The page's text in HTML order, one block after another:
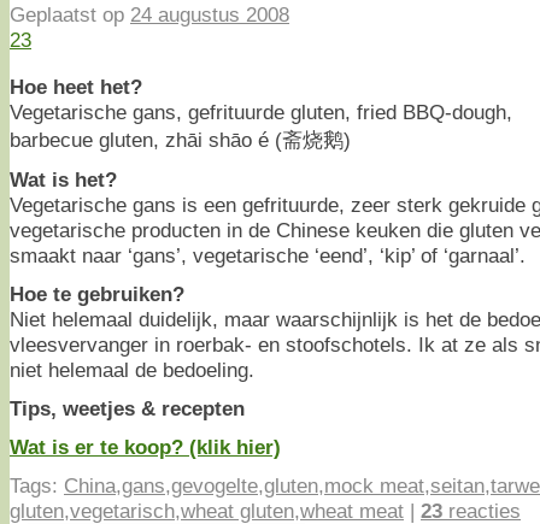
Geplaatst op 24 augustus 2008
23
Hoe heet het?
Vegetarische gans, gefrituurde gluten, fried BBQ-dough,
barbecue gluten, zhāi shāo é (斋烧鹅)
Wat is het?
Vegetarische gans is een gefrituurde, zeer sterk gekruide
vegetarische producten in de Chinese keuken die gluten
smaakt naar ‘gans’, vegetarische ‘eend’, ‘kip’ of ‘garnaal’.
Hoe te gebruiken?
Niet helemaal duidelijk, maar waarschijnlijk is het de
vleesvervanger in roerbak- en stoofschotels. Ik at ze als
niet helemaal de bedoeling.
Tips, weetjes & recepten
Wat is er te koop? (klik hier)
Tags: China,gans,gevogelte,gluten,mock meat,seitan,
gluten,vegetarisch,wheat gluten,wheat meat | 23 reacties